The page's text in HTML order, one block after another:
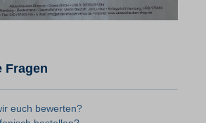
Fragen
euch bewerten?